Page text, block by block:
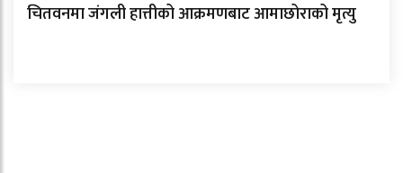
चितवनमा जंगली हात्तीको आक्रमणबाट आमाछोराको मृत्यु